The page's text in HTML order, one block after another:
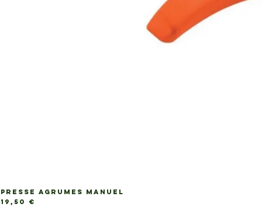
PRESSE AGRUMES MANUEL
Prix
19,50 €